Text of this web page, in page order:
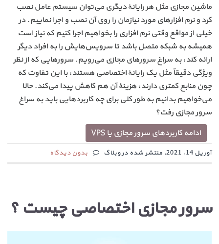
ماشین مجازی مثل هر رایانهٔ دیگری می‌توان سیستم عامل نصب
کرد و نرم افزارهای مورد نیازمان را روی آن نصب و اجرا نماییم. در
خیلی از مواقع وقتی نرم افزاری را بخواهیم اجرا کنیم که نیاز است
همیشه به شبکه متصل باشد تا سرویس‌هایش را به افراد دیگر
ارائه کند، به سراغ سرورهای مجازی می‌رویم. سرورهایی که از نظر
ویژگی دقیقاً مثل یک رایانهٔ اختصاصی هستند، با این تفاوت که
چون منابع کمتری دارند، هزینهٔ آن هم کاهش پیدا می‌کند. حالا
می‌خواهیم بدانیم به طور کلی برای چه کاربردهایی باید به سراغ
سرور مجازی رفت؟
ادامه کاربردهای سرور مجازی یا VPS
آوریل 14, 2021, منتشر شده در وبلاگ بدون دیدگاه
سرور مجازی اختصاصی چیست ؟